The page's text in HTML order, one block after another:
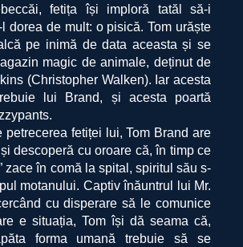
fetița își imploră tatăl să-i
dorea de mult: o pisică. Tom urăște
pe inimă de data aceasta și se
magic de animale, deținut de
(Christopher Walken). Iar acesta
lui Brand, și acesta poartă
petrecerea fetiței lui, Tom Brand are
descoperă cu oroare că, în timp ce
zace în comă la spital, spiritul său s-
motanului. Captiv înăuntrul lui Mr.
cu disperare să le comunice
e situația, Tom își dă seama că,
forma umană trebuie să se